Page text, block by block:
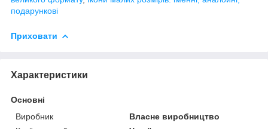
подарункові
Приховати
Характеристики
Основні
Виробник
Власне виробництво